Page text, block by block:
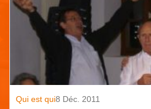
Qui est qui8 Déc. 2011